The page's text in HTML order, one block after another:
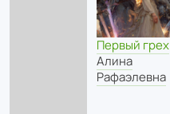
Первый грех
Алина
Рафаэлевна